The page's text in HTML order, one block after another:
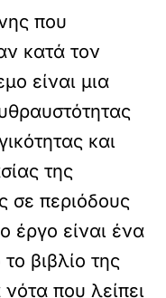
που
κατά τον
είναι μια
και
της
σε περιόδους
έργο είναι ένα
βιβλίο της
νότα που λείπει